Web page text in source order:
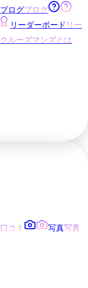
ブログブログ
リーダーボード リー
クルーズマンズとは
口コミ 写真写真